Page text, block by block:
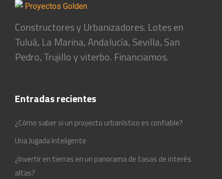
Constructores y Urbanizadores. Lotes en
Tuluá, La Marina, Andalucía, Sevilla, San
Pedro, Trujillo y viterbo. Financiamos.
Entradas recientes
¿Cómo saber si un proyecto urbanístico es confiable?
Una Jugada Inteligente
¿Invertir en tierras en un panorama de tasas de interés
altas?